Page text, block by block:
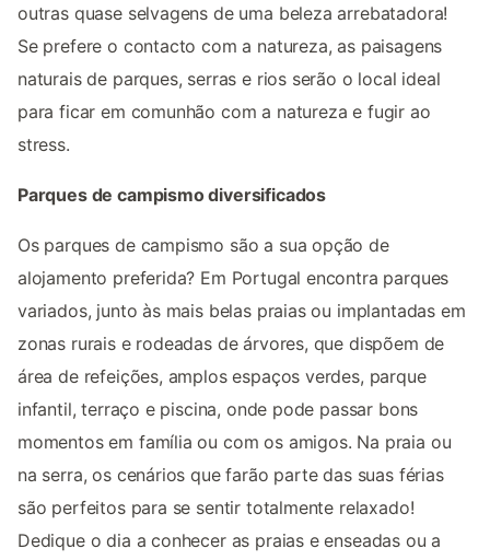
outras quase selvagens de uma beleza arrebatadora!
Se prefere o contacto com a natureza, as paisagens
naturais de parques, serras e rios serão o local ideal
para ficar em comunhão com a natureza e fugir ao
stress.
Parques de campismo diversificados
Os parques de campismo são a sua opção de
alojamento preferida? Em Portugal encontra parques
variados, junto às mais belas praias ou implantadas em
zonas rurais e rodeadas de árvores, que dispõem de
área de refeições, amplos espaços verdes, parque
infantil, terraço e piscina, onde pode passar bons
momentos em família ou com os amigos. Na praia ou
na serra, os cenários que farão parte das suas férias
são perfeitos para se sentir totalmente relaxado!
Dedique o dia a conhecer as praias e enseadas ou a